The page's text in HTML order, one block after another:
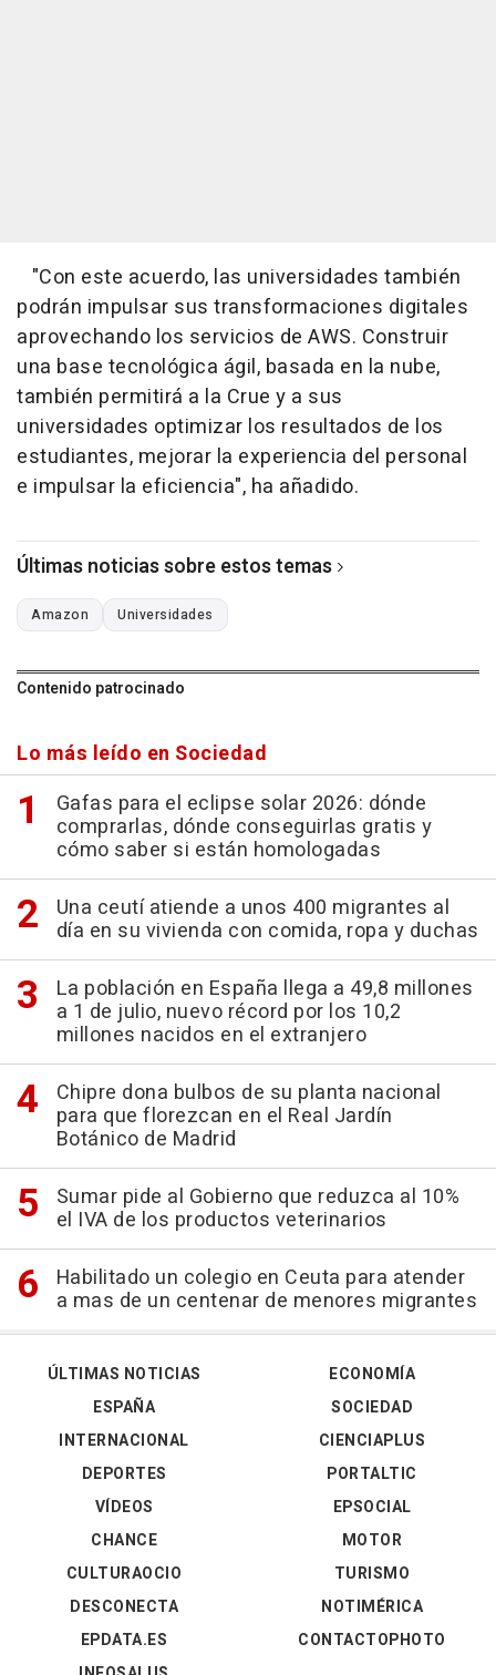
"Con este acuerdo, las universidades también
podrán impulsar sus transformaciones digitales
aprovechando los servicios de AWS. Construir
una base tecnológica ágil, basada en la nube,
también permitirá a la Crue y a sus
universidades optimizar los resultados de los
estudiantes, mejorar la experiencia del personal
e impulsar la eficiencia", ha añadido.
Últimas noticias sobre estos temas
Amazon Universidades
Contenido patrocinado
Lo más leído en Sociedad
Gafas para el eclipse solar 2026: dónde
comprarlas, dónde conseguirlas gratis y
cómo saber si están homologadas
Una ceutí atiende a unos 400 migrantes al
día en su vivienda con comida, ropa y duchas
La población en España llega a 49,8 millones
a 1 de julio, nuevo récord por los 10,2
millones nacidos en el extranjero
Chipre dona bulbos de su planta nacional
para que florezcan en el Real Jardín
Botánico de Madrid
Sumar pide al Gobierno que reduzca al 10%
el IVA de los productos veterinarios
Habilitado un colegio en Ceuta para atender
a mas de un centenar de menores migrantes
ÚLTIMAS NOTICIAS
ESPAÑA
INTERNACIONAL
DEPORTES
VÍDEOS
ECONOMÍA
SOCIEDAD
CIENCIAPLUS
PORTALTIC
EPSOCIAL
CHANCE
CULTURAOCIO
DESCONECTA
EPDATA.ES
MOTOR
TURISMO
NOTIMÉRICA
CONTACTOPHOTO